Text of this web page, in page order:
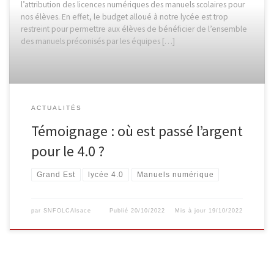
l’attribution des licences numériques des manuels scolaires pour
nos élèves. En effet, le budget alloué à notre lycée est trop
restreint pour permettre aux élèves de bénéficier de l’ensemble
des manuels préconisés par les équipes […]
ACTUALITÉS
Témoignage : où est passé l’argent
pour le 4.0 ?
Grand Est lycée 4.0 Manuels numérique
par SNFOLCAlsace Publié 20/10/2022 Mis à jour 19/10/2022